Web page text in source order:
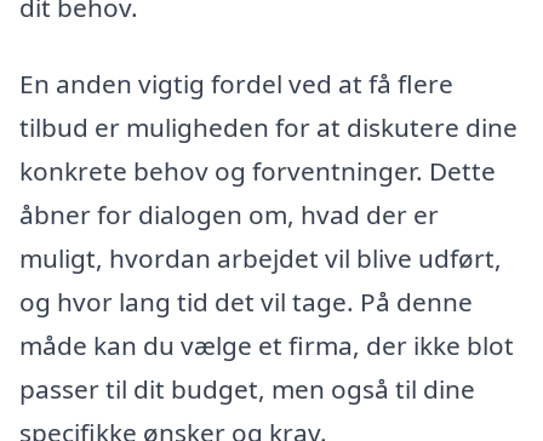
dit behov.
En anden vigtig fordel ved at få flere
tilbud er muligheden for at diskutere dine
konkrete behov og forventninger. Dette
åbner for dialogen om, hvad der er
muligt, hvordan arbejdet vil blive udført,
og hvor lang tid det vil tage. På denne
måde kan du vælge et firma, der ikke blot
passer til dit budget, men også til dine
specifikke ønsker og krav.